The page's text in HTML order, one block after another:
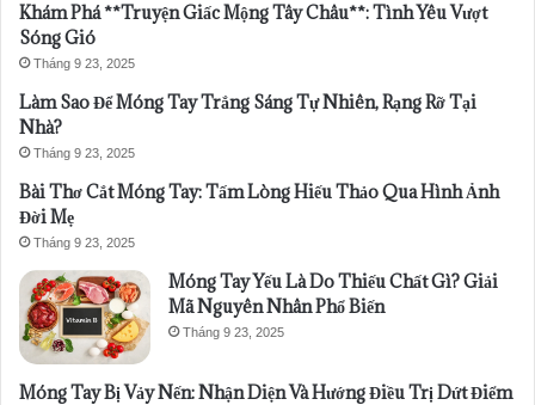
Khám Phá **Truyện Giấc Mộng Tây Châu**: Tình Yêu Vượt
Sóng Gió
Tháng 9 23, 2025
Làm Sao Để Móng Tay Trắng Sáng Tự Nhiên, Rạng Rỡ Tại
Nhà?
Tháng 9 23, 2025
Bài Thơ Cắt Móng Tay: Tấm Lòng Hiếu Thảo Qua Hình Ảnh
Đời Mẹ
Tháng 9 23, 2025
Móng Tay Yếu Là Do Thiếu Chất Gì? Giải
Mã Nguyên Nhân Phổ Biến
Tháng 9 23, 2025
Móng Tay Bị Vảy Nến: Nhận Diện Và Hướng Điều Trị Dứt Điểm